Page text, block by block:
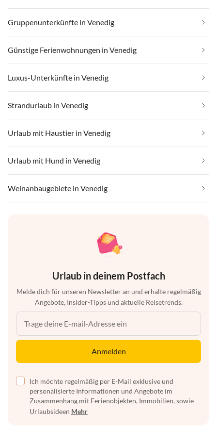
Gruppenunterkünfte in Venedig
Günstige Ferienwohnungen in Venedig
Luxus-Unterkünfte in Venedig
Strandurlaub in Venedig
Urlaub mit Haustier in Venedig
Urlaub mit Hund in Venedig
Weinanbaugebiete in Venedig
Urlaub in deinem Postfach
Melde dich für unseren Newsletter an und erhalte regelmäßig
Angebote, Insider-Tipps und aktuelle Reisetrends.
Anmelden
Ich möchte regelmäßig per E-Mail exklusive und
personalisierte Informationen und Angebote im
Zusammenhang mit Ferienobjekten, Immobilien, sowie
Urlaubsideen Mehr